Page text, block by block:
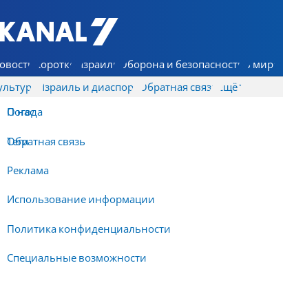
7 КАНАЛ - Аруц Шева
Коротко Израиль Оборона и безопасность В мире
Израиль и диаспора Обратная связь
О нас
Обратная связь
Реклама
Использование информации
Политика конфиденциальности
Специальные возможности
Ещё
Погода
Теги